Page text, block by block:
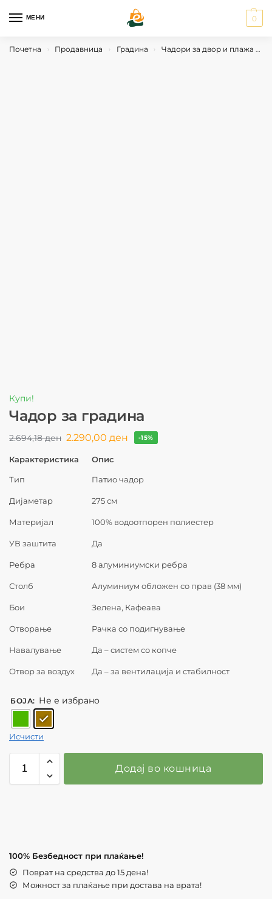
МЕНИ 0
Почетна › Продавница › Градина › Чадори за двор и плажа
Купи!
Чадор за градина
2.694,18ден 2.290,00 ден -15%
Карактеристика Опис
Тип Патио чадор
Дијаметар 275 см
Материјал 100% водоотпорен полиестер
УВ заштита Да
Ребра 8 алуминиумски ребра
Столб Алуминиум обложен со прав (38 мм)
Бои Зелена, Кафеава
Отворање Рачка со подигнување
Навалување Да – систем со копче
Отвор за воздух Да – за вентилација и стабилност
БОЈА: Не е избрано
Исчисти
Додај во кошница
100% Безбедност при плаќање!
Поврат на средства до 15 дена!
Можност за плаќање при достава на врата!